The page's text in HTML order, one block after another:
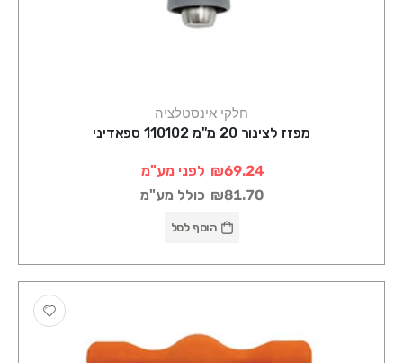
חלקי אינסטלציה
מפזז לצינור 20 מ"מ 110102 ספאדיני
₪69.24 לפני מע"מ
₪81.70 כולל מע"מ
הוסף לסל